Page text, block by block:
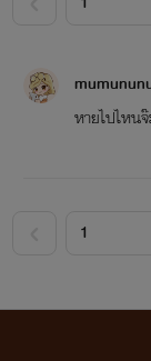
หายไปไหน